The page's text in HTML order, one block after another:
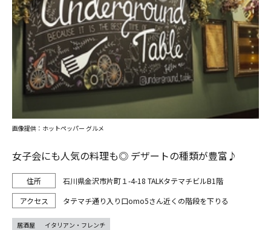
女子会にも人気の料理も◎ デザートの種類が豊富♪
石川県金沢市片町１-4-18 TALKタテマチビルB1階
タテマチ通り入り口omo5さん近くの階段を下りる
画像提供：ホットペッパー グルメ
居酒屋 イタリアン・フレンチ